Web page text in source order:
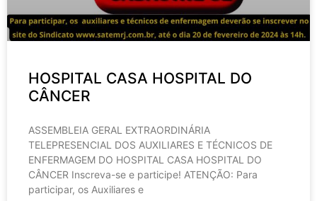
HOSPITAL CASA HOSPITAL DO
CÂNCER
ASSEMBLEIA GERAL EXTRAORDINÁRIA
TELEPRESENCIAL DOS AUXILIARES E TÉCNICOS DE
ENFERMAGEM DO HOSPITAL CASA HOSPITAL DO
CÂNCER Inscreva-se e participe! ATENÇÃO: Para
participar, os Auxiliares e